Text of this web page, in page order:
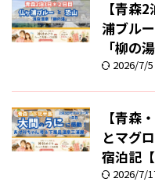
【青森
浦ブル
「柳の
2026/7/5
【青森
とマグ
宿泊記
2026/7/